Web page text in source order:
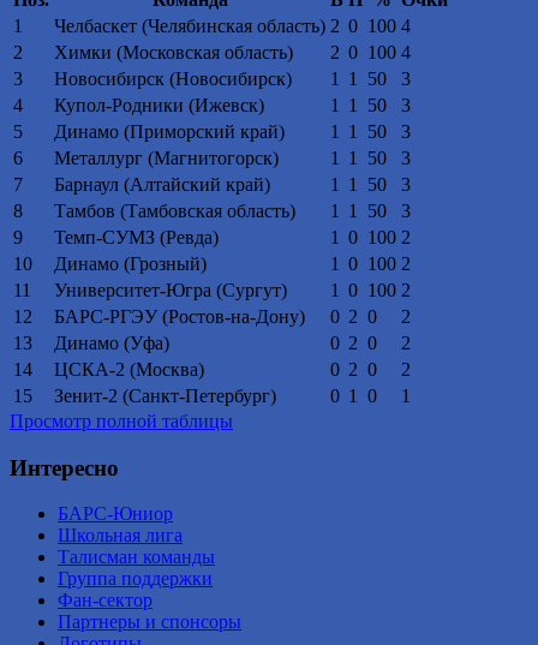
1
Челбаскет (Челябинская область) 2 0 100 4
2
Химки (Московская область) 2 0 100 4
3
Новосибирск (Новосибирск) 1 1 50
3
4
Купол-Родники (Ижевск) 1 1 50
3
5
Динамо (Приморский край) 1 1 50
3
6
Металлург (Магнитогорск) 1 1 50
3
7
Барнаул (Алтайский край) 1 1 50
3
8
Тамбов (Тамбовская область) 1 1 50
3
9
Темп-СУМЗ (Ревда) 1 0 100 2
10
Динамо (Грозный) 1 0 100 2
11
Университет-Югра (Сургут) 1 0 100 2
12
БАРС-РГЭУ (Ростов-на-Дону) 0 2 0
2
13
Динамо (Уфа) 0 2 0
2
14
ЦСКА-2 (Москва) 0 2 0
2
15
Зенит-2 (Санкт-Петербург) 0 1 0
1
Просмотр полной таблицы
Интересно
БАРС-Юниор
Школьная лига
Талисман команды
Группа поддержки
Фан-сектор
Партнеры и спонсоры